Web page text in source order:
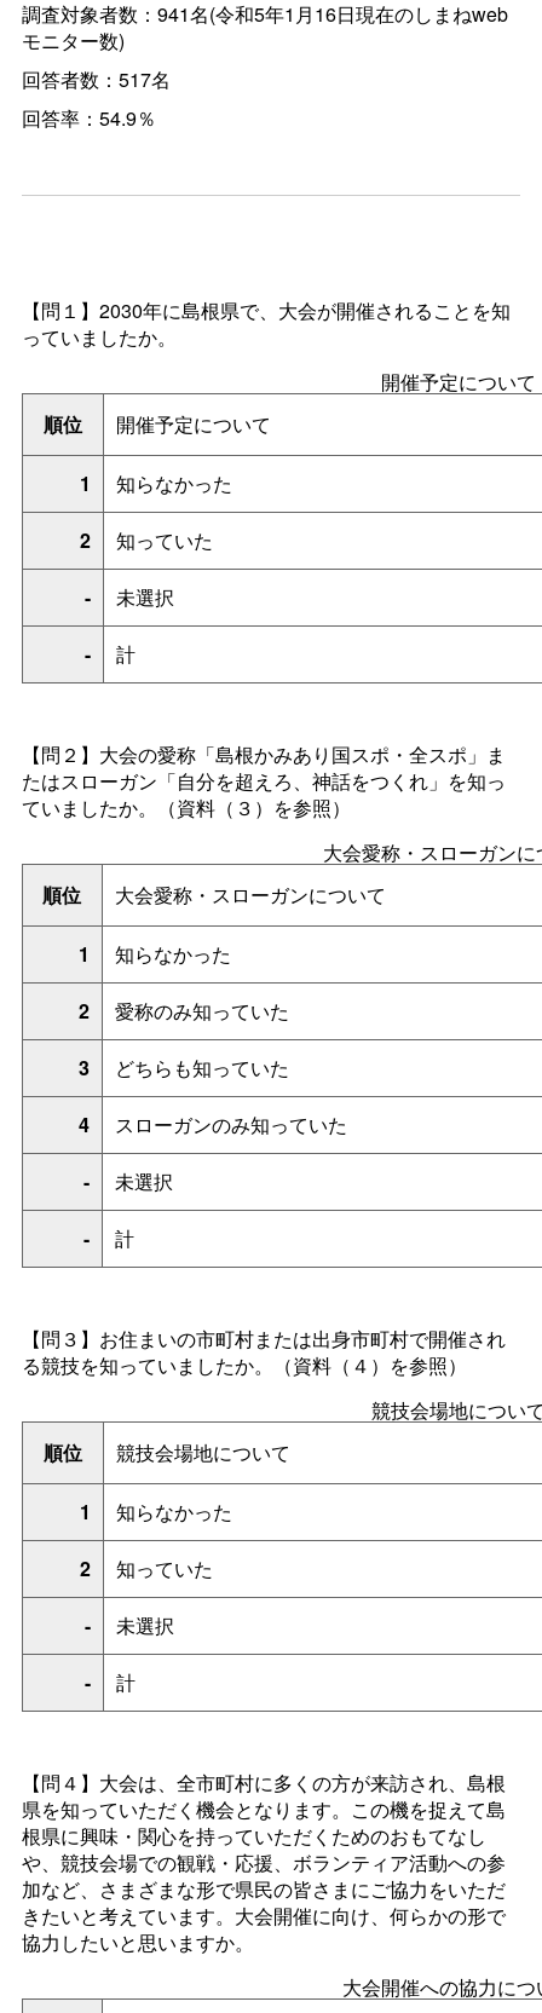
調査対象者数：941名(令和5年1月16日現在のしまねweb
モニター数)
回答者数：517名
回答率：54.9％
【問１】2030年に島根県で、大会が開催されることを知
っていましたか。
開催予定について
順位
開催予定について
1 知らなかった
2 知っていた
- 未選択
- 計
【問２】大会の愛称「島根かみあり国スポ・全スポ」ま
たはスローガン「自分を超えろ、神話をつくれ」を知っ
ていましたか。（資料（３）を参照）
大会愛称・スローガン
順位
大会愛称・スローガンについて
1 知らなかった
2 愛称のみ知っていた
3 どちらも知っていた
4 スローガンのみ知っていた
- 未選択
- 計
【問３】お住まいの市町村または出身市町村で開催され
る競技を知っていましたか。（資料（４）を参照）
競技会場地につい
順位
競技会場地について
1 知らなかった
2 知っていた
- 未選択
- 計
【問４】大会は、全市町村に多くの方が来訪され、島根
県を知っていただく機会となります。この機を捉えて島
根県に興味・関心を持っていただくためのおもてなし
や、競技会場での観戦・応援、ボランティア活動への参
加など、さまざまな形で県民の皆さまにご協力をいただ
きたいと考えています。大会開催に向け、何らかの形で
協力したいと思いますか。
大会開催への協力につ